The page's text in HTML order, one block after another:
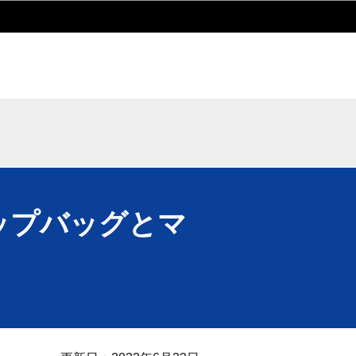
バッグとマ